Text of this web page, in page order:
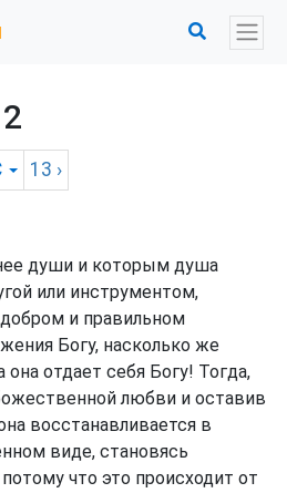
13 ›
души и которым душа
или инструментом,
и правильном
Богу, насколько же
отдает себя Богу! Тогда,
любви и оставив
восстанавливается в
виде, становясь
что это происходит от